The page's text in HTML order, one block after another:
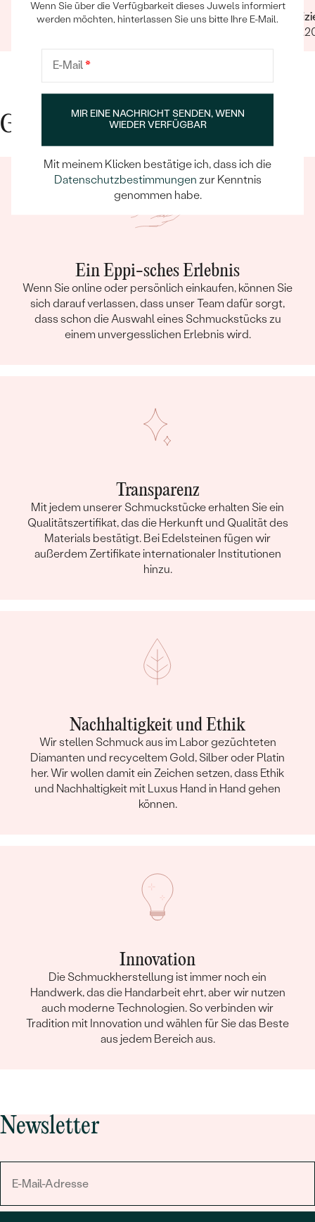
unglaublich zufrieden. Es wurde auch noch sehr
Verifizierter Kunde
Gute Gründe für Eppi
Ein Eppi-sches Erlebnis
Wenn Sie online oder persönlich einkaufen, können Sie
sich darauf verlassen, dass unser Team dafür sorgt,
dass schon die Auswahl eines Schmuckstücks zu
einem unvergesslichen Erlebnis wird.
Transparenz
Mit jedem unserer Schmuckstücke erhalten Sie ein
Qualitätszertifikat, das die Herkunft und Qualität des
Materials bestätigt. Bei Edelsteinen fügen wir
außerdem Zertifikate internationaler Institutionen
hinzu.
Nachhaltigkeit und Ethik
Wir stellen Schmuck aus im Labor gezüchteten
Diamanten und recyceltem Gold, Silber oder Platin
her. Wir wollen damit ein Zeichen setzen, dass Ethik
und Nachhaltigkeit mit Luxus Hand in Hand gehen
können.
Innovation
Die Schmuckherstellung ist immer noch ein
Handwerk, das die Handarbeit ehrt, aber wir nutzen
auch moderne Technologien. So verbinden wir
Tradition mit Innovation und wählen für Sie das Beste
aus jedem Bereich aus.
Newsletter
Wenn Sie über die Verfügbarkeit dieses Juwels informiert
werden möchten, hinterlassen Sie uns bitte Ihre E-Mail.
E-Mail*
MIR EINE NACHRICHT SENDEN, WENN
WIEDER VERFÜGBAR
Mit meinem Klicken bestätige ich, dass ich die
Datenschutzbestimmungen zur Kenntnis
genommen habe.